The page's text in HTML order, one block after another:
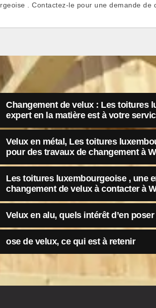
. Contactez-le pour une demande de
Changement de velux : Les toitures
expert en la matière est à votre
Velux en métal, Les toitures
pour des travaux de changement à
Les toitures luxembourgeoise , une
changement de velux à contacter à
Velux en alu, quels intérêt d’en
ose de velux, ce qui est à retenir